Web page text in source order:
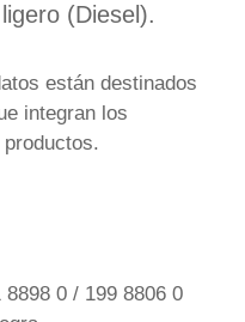
(Diesel).
están destinados
integran los
0 / 199 8806 0